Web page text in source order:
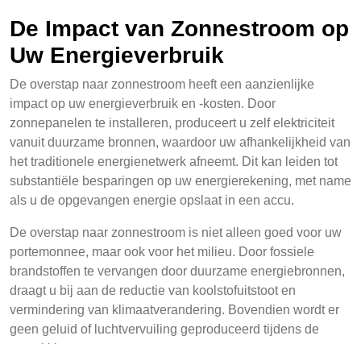
De Impact van Zonnestroom op
Uw Energieverbruik
De overstap naar zonnestroom heeft een aanzienlijke
impact op uw energieverbruik en -kosten. Door
zonnepanelen te installeren, produceert u zelf elektriciteit
vanuit duurzame bronnen, waardoor uw afhankelijkheid van
het traditionele energienetwerk afneemt. Dit kan leiden tot
substantiële besparingen op uw energierekening, met name
als u de opgevangen energie opslaat in een accu.
De overstap naar zonnestroom is niet alleen goed voor uw
portemonnee, maar ook voor het milieu. Door fossiele
brandstoffen te vervangen door duurzame energiebronnen,
draagt u bij aan de reductie van koolstofuitstoot en
vermindering van klimaatverandering. Bovendien wordt er
geen geluid of luchtvervuiling geproduceerd tijdens de